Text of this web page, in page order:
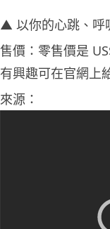
▲ 以你的心跳、呼
售價：零售價是
有興趣可在官網上
來源：